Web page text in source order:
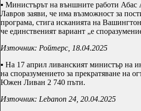
▪ Министърът на външните работи Абас
Лавров заяви, че има възможност за
програма, стига исканията на
че единственият вариант „е
Източник: Ройтерс, 18.04.2025
▪ На 17 април ливанският министър на
на споразумението за прекратяване на
Южен Ливан 2 740 пъти.
Източник: Lebanon 24, 20.04.2025